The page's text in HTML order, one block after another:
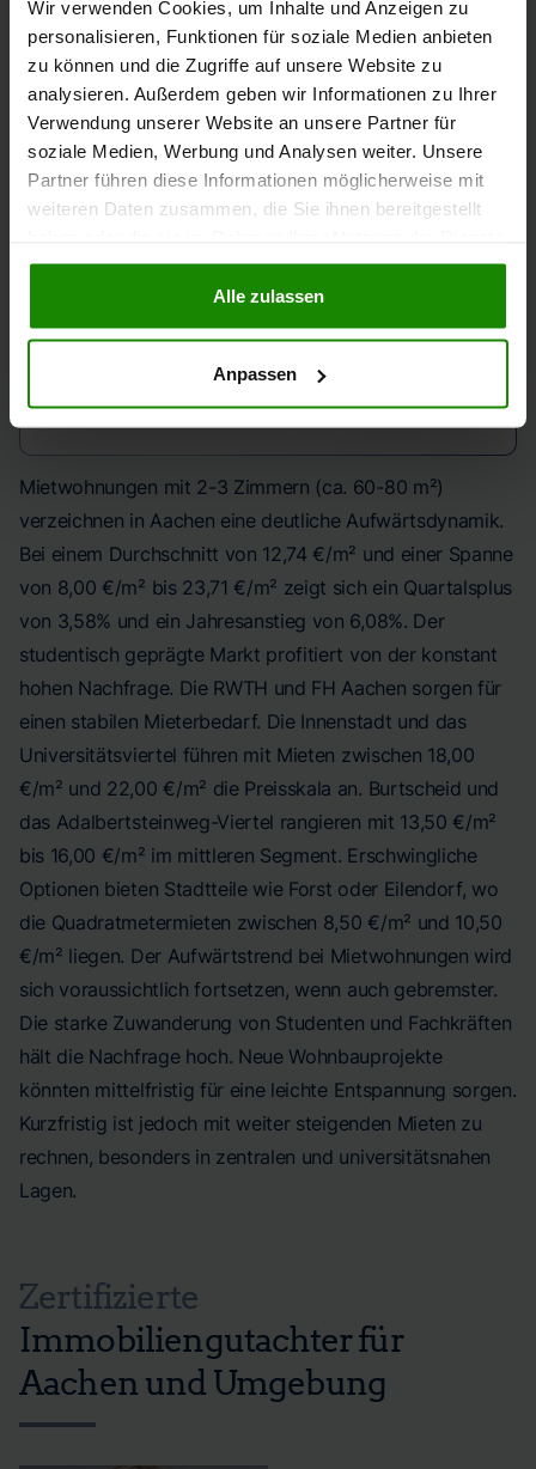
Wir verwenden Cookies, um Inhalte und Anzeigen zu
personalisieren, Funktionen für soziale Medien anbieten
zu können und die Zugriffe auf unsere Website zu
analysieren. Außerdem geben wir Informationen zu Ihrer
Verwendung unserer Website an unsere Partner für
soziale Medien, Werbung und Analysen weiter. Unsere
Partner führen diese Informationen möglicherweise mit
weiteren Daten zusammen, die Sie ihnen bereitgestellt
gesammelt haben.
Alle zulassen
Anpassen
DURCHSCHNITT EIN-/ZWEIFAMILIENHÄUSER
13 €/qm
KURZFRISTIGE ENTWICKLUNG
3,58%
JAHRESENTWICKLUNG (VORJAHRESQUARTAL ZU
Mietwohnungen mit 2-3 Zimmern (ca. 60-80 m²)
verzeichnen in Aachen eine deutliche Aufwärtsdynamik.
Bei einem Durchschnitt von 12,74 €/m² und einer Spanne
von 8,00 €/m² bis 23,71 €/m² zeigt sich ein Quartalsplus
von 3,58% und ein Jahresanstieg von 6,08%. Der
studentisch geprägte Markt profitiert von der konstant
hohen Nachfrage. Die RWTH und FH Aachen sorgen für
einen stabilen Mieterbedarf. Die Innenstadt und das
Universitätsviertel führen mit Mieten zwischen 18,00
€/m² und 22,00 €/m² die Preisskala an. Burtscheid und
das Adalbertsteinweg-Viertel rangieren mit 13,50 €/m²
bis 16,00 €/m² im mittleren Segment. Erschwingliche
Optionen bieten Stadtteile wie Forst oder Eilendorf, wo
die Quadratmetermieten zwischen 8,50 €/m² und 10,50
€/m² liegen. Der Aufwärtstrend bei Mietwohnungen wird
sich voraussichtlich fortsetzen, wenn auch gebremster.
Die starke Zuwanderung von Studenten und Fachkräften
hält die Nachfrage hoch. Neue Wohnbauprojekte
könnten mittelfristig für eine leichte Entspannung sorgen.
Kurzfristig ist jedoch mit weiter steigenden Mieten zu
rechnen, besonders in zentralen und universitätsnahen
Lagen.
Zertifizierte
Immobiliengutachter für
Aachen und Umgebung